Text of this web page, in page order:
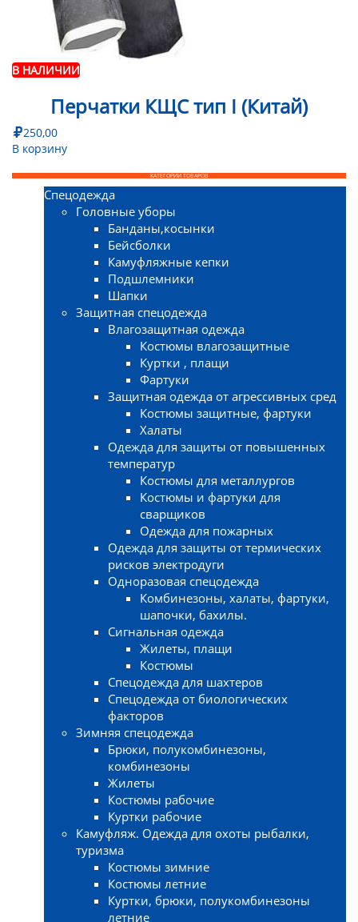
В НАЛИЧИИ
Перчатки КЩС тип I (Китай)
250,00
В корзину
КАТЕГОРИИ ТОВАРОВ
Спецодежда
Головные уборы
Банданы,косынки
Бейсболки
Камуфляжные кепки
Подшлемники
Шапки
Защитная спецодежда
Влагозащитная одежда
Костюмы влагозащитные
Куртки , плащи
Фартуки
Защитная одежда от агрессивных сред
Костюмы защитные, фартуки
Халаты
Одежда для защиты от повышенных
температур
Костюмы для металлургов
Костюмы и фартуки для
сварщиков
Одежда для пожарных
Одежда для защиты от термических
рисков электродуги
Одноразовая спецодежда
Комбинезоны, халаты, фартуки,
шапочки, бахилы.
Сигнальная одежда
Жилеты, плащи
Костюмы
Спецодежда для шахтеров
Спецодежда от биологических
факторов
Зимняя спецодежда
Брюки, полукомбинезоны,
комбинезоны
Жилеты
Костюмы рабочие
Куртки рабочие
Камуфляж. Одежда для охоты рыбалки,
туризма
Костюмы зимние
Костюмы летние
Куртки, брюки, полукомбинезоны
летние